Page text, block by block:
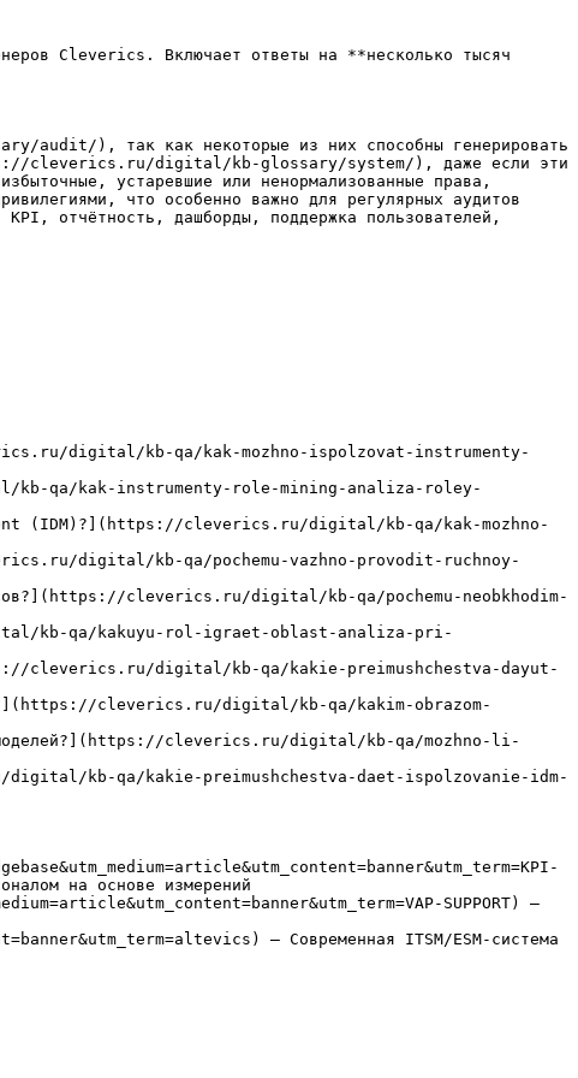
Cleverics. Включает ответы на **несколько тысяч
audit/), так как некоторые из них способны генерировать
cleverics.ru/digital/kb-glossary/system/), даже если эти
устаревшие или ненормализованные права,
что особенно важно для регулярных аудитов
отчётность, дашборды, поддержка пользователей,
digital/kb-qa/kak-mozhno-ispolzovat-instrumenty-
kb-qa/kak-instrumenty-role-mining-analiza-roley-
(IDM)?](https://cleverics.ru/digital/kb-qa/kak-mozhno-
digital/kb-qa/pochemu-vazhno-provodit-ruchnoy-
cleverics.ru/digital/kb-qa/pochemu-neobkhodim-
kb-qa/kakuyu-rol-igraet-oblast-analiza-pri-
cleverics.ru/digital/kb-qa/kakie-preimushchestva-dayut-
cleverics.ru/digital/kb-qa/kakim-obrazom-
моделей?](https://cleverics.ru/digital/kb-qa/mozhno-li-
digital/kb-qa/kakie-preimushchestva-daet-ispolzovanie-idm-
на основе измерений
SUPPORT) —
— Современная ITSM/ESM-система